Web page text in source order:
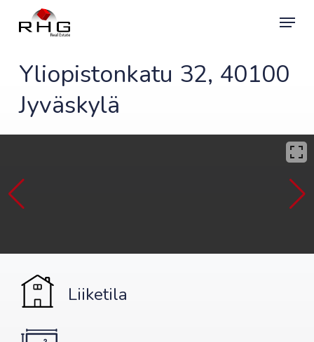
Menu
Yliopistonkatu 32, 40100
Jyväskylä
Liiketila